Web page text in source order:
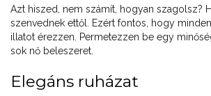
Azt hiszed, nem számít, hogyan szagolsz?
szenvednek ettől. Ezért fontos, hogy
illatot érezzen. Permetezzen be egy
sok nő beleszeret.
Elegáns ruházat